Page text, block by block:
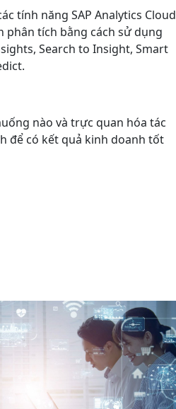
tính năng SAP Analytics Cloud
phân tích bằng cách sử dụng
Search to Insight, Smart
nào và trực quan hóa tác
để có kết quả kinh doanh tốt